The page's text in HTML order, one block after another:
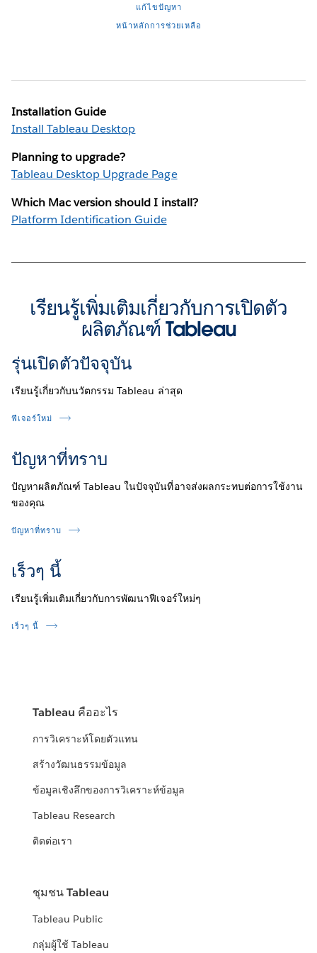
แก้ไขปัญหา
หน้าหลักการช่วยเหลือ
Installation Guide
Install Tableau Desktop
Planning to upgrade?
Tableau Desktop Upgrade Page
Which Mac version should I install?
Platform Identification Guide
เรียนรู้เพิ่มเติมเกี่ยวกับการเปิดตัว
ผลิตภัณฑ์ Tableau
รุ่นเปิดตัวปัจจุบัน
เรียนรู้เกี่ยวกับนวัตกรรม Tableau ล่าสุด
ฟีเจอร์ใหม่
ปัญหาที่ทราบ
ปัญหาผลิตภัณฑ์ Tableau ในปัจจุบันที่อาจส่งผลกระทบต่อการใช้งาน
ของคุณ
ปัญหาที่ทราบ
เร็วๆ นี้
เรียนรู้เพิ่มเติมเกี่ยวกับการพัฒนาฟีเจอร์ใหม่ๆ
เร็วๆ นี้
Tableau คืออะไร
การวิเคราะห์โดยตัวแทน
สร้างวัฒนธรรมข้อมูล
ข้อมูลเชิงลึกของการวิเคราะห์ข้อมูล
Tableau Research
ติดต่อเรา
ชุมชน Tableau
Tableau Public
กลุ่มผู้ใช้ Tableau